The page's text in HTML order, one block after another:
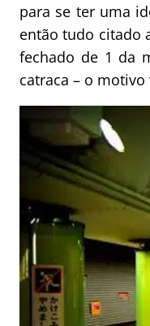
para se ter uma
então tudo citado
fechado de 1 da
catraca – o